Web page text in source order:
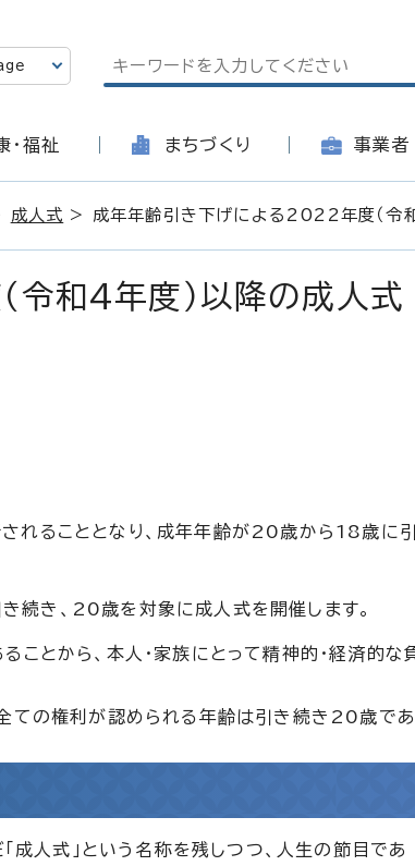
・福祉 まちづくり 事業者
成人式 > 成年年齢引き下げによる2022年度（令
和4年度）以降の成人式
れることとなり、成年年齢が20歳から18歳に
き、20歳を対象に成人式を開催します。
とから、本人・家族にとって精神的・経済的な
ての権利が認められる年齢は引き続き20歳で
人式」という名称を残しつつ、人生の節目であ